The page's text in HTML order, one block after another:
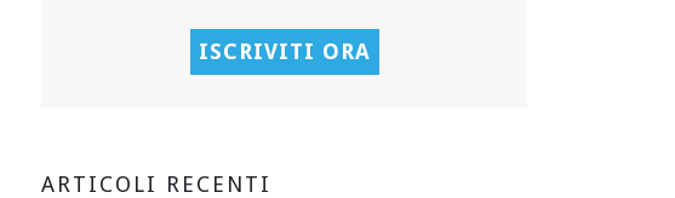
ARTICOLI RECENTI